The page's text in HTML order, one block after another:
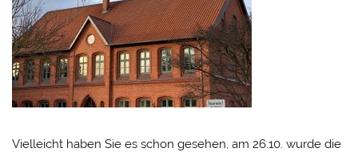
Vielleicht haben Sie es schon gesehen, am 26.10. wurde die